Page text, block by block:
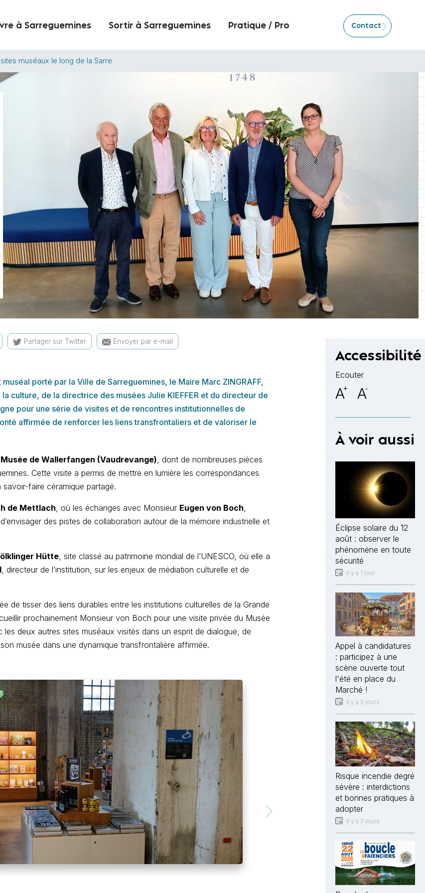
à Sarreguemines Sortir à Sarreguemines Pratique / Pro Contact
muséaux le long de la Sarre
Partager sur Twitter Envoyer par e-mail
porté par la Ville de Sarreguemines, le Maire Marc ZINGRAFF,
culture, de la directrice des musées Julie KIEFFER et du directeur de
pour une série de visites et de rencontres institutionnelles de
affirmée de renforcer les liens transfrontaliers et de valoriser le
Musée de Wallerfangen (Vaudrevange) , dont de nombreuses pièces
Cette visite a permis de mettre en lumière les correspondances
faire céramique partagé.
de Mettlach , où les échanges avec Monsieur Eugen von Boch
des pistes de collaboration autour de la mémoire industrielle et
Hütte , site classé au patrimoine mondial de l’UNESCO, où elle a
, directeur de l’institution, sur les enjeux de médiation culturelle et de
de tisser des liens durables entre les institutions culturelles de la Grande
prochainement Monsieur von Boch pour une visite privée du Musée
deux autres sites muséaux visités dans un esprit de dialogue, de
musée dans une dynamique transfrontalière affirmée.
Accessibilité
Ecouter
A+ A-
À voir aussi
Éclipse solaire du 12
août : observer le
phénomène en toute
sécurité
Il y a 1 jour
Appel à candidatures
: participez à une
scène ouverte tout
l'été en place du
Marché !
Il y a 3 jours
Risque incendie degré
sévère : interdictions
et bonnes pratiques à
adopter
Il y a 3 jours